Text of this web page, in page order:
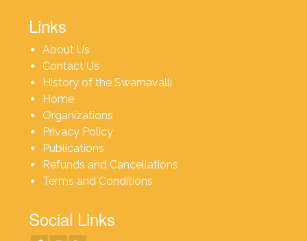
Links
About Us
Contact Us
History of the Swarnavalli
Home
Organizations
Privacy Policy
Publications
Refunds and Cancellations
Terms and Conditions
Social Links